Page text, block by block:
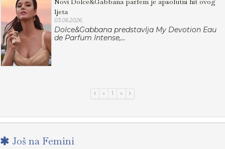
ljeta
03.06.2026.
Dolce&Gabbana predstavlja My Devotion Eau
de Parfum Intense,...
« 1 »
Još na Femini